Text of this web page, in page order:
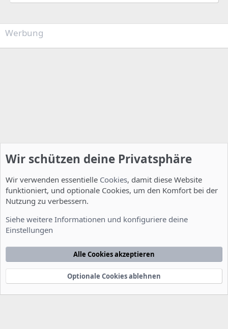
Werbung
Nutzungsbedingungen Datenschutzerklärung
Startseite
e
Community platform by XenForo® © 2010-2022 XenForo Ltd.
xenDach©2010-2014
Wir schützen deine Privatsphäre
Wir verwenden essentielle Cookies, damit diese Website
funktioniert, und optionale Cookies, um den Komfort bei der
Nutzung zu verbessern.
Siehe weitere Informationen und konfiguriere deine
Einstellungen
Alle Cookies akzeptieren
Optionale Cookies ablehnen